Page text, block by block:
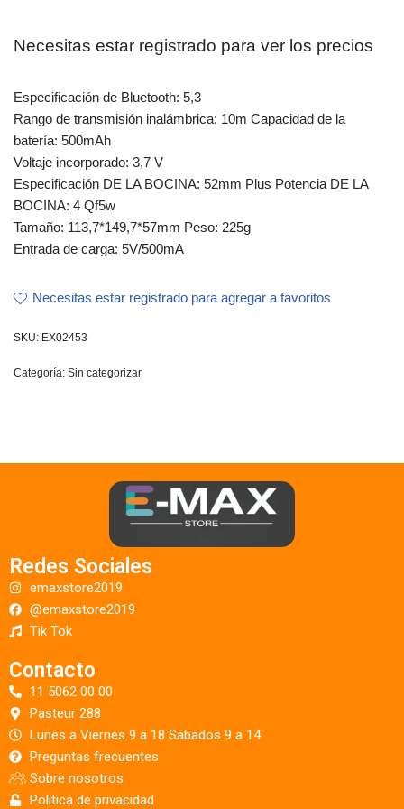
Necesitas estar registrado para ver los precios
Especificación de Bluetooth: 5,3
Rango de transmisión inalámbrica: 10m Capacidad de la
batería: 500mAh
Voltaje incorporado: 3,7 V
Especificación DE LA BOCINA: 52mm Plus Potencia DE LA
BOCINA: 4 Qf5w
Tamaño: 113,7*149,7*57mm Peso: 225g
Entrada de carga: 5V/500mA
Necesitas estar registrado para agregar a favoritos
SKU: EX02453
Categoría: Sin categorizar
Redes Sociales
emaxstore2019
@emaxstore2019
Tik Tok
Contacto
11 5062 00 00
Pasteur 288
Lunes a Viernes 9 a 18 Sabados 9 a 14
Preguntas frecuentes
Sobre nosotros
Politica de privacidad